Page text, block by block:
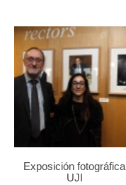
Exposición fotográfica
UJI